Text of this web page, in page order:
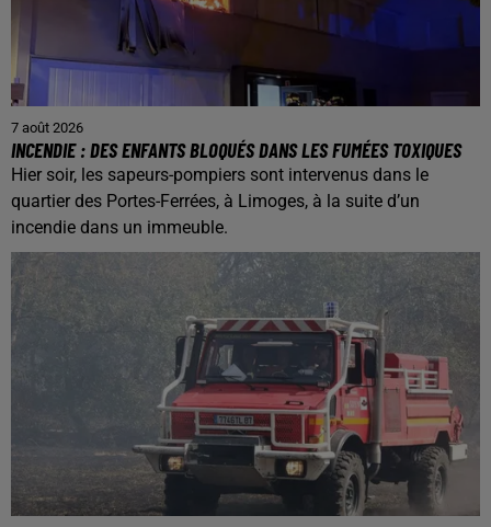
7 août 2026
INCENDIE : DES ENFANTS BLOQUÉS DANS LES FUMÉES TOXIQUES
Hier soir, les sapeurs-pompiers sont intervenus dans le
quartier des Portes-Ferrées, à Limoges, à la suite d’un
incendie dans un immeuble.